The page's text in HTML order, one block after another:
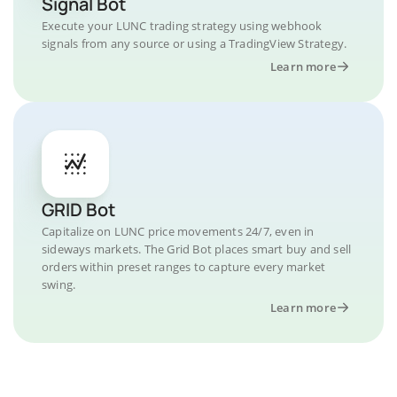
Execute your LUNC trading strategy using webhook
signals from any source or using a TradingView Strategy.
Learn more
GRID Bot
Capitalize on LUNC price movements 24/7, even in
sideways markets. The Grid Bot places smart buy and sell
orders within preset ranges to capture every market
swing.
Learn more